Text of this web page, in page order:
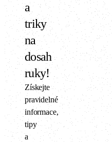
a
triky
na
dosah
ruky!
Získejte
pravidelné
informace,
tipy
a